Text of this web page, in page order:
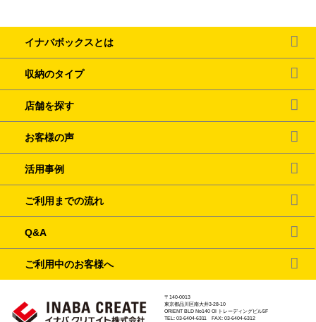
イナバボックスとは
収納のタイプ
店舗を探す
お客様の声
活用事例
ご利用までの流れ
Q&A
ご利用中のお客様へ
〒140-0013
東京都品川区南大井3-28-10
ORIENT BLD No140 OI トレーディングビル5F
TEL: 03-6404-6311 FAX: 03-6404-6312